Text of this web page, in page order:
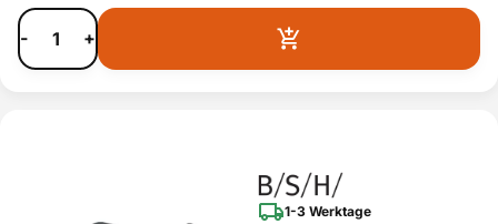
- +
1-3 Werktage